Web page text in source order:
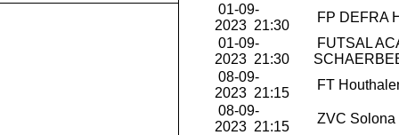
01-09-
2023 21:30
FP DEFRA
01-09-
2023 21:30
FUTSAL
08-09-
2023 21:15
FT
08-09-
2023 21:15
ZVC Solona